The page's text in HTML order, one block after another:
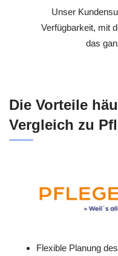
Unser
Verfügbarkeit, mit
das
Die Vorteile
Vergleich zu
Flexible Planung